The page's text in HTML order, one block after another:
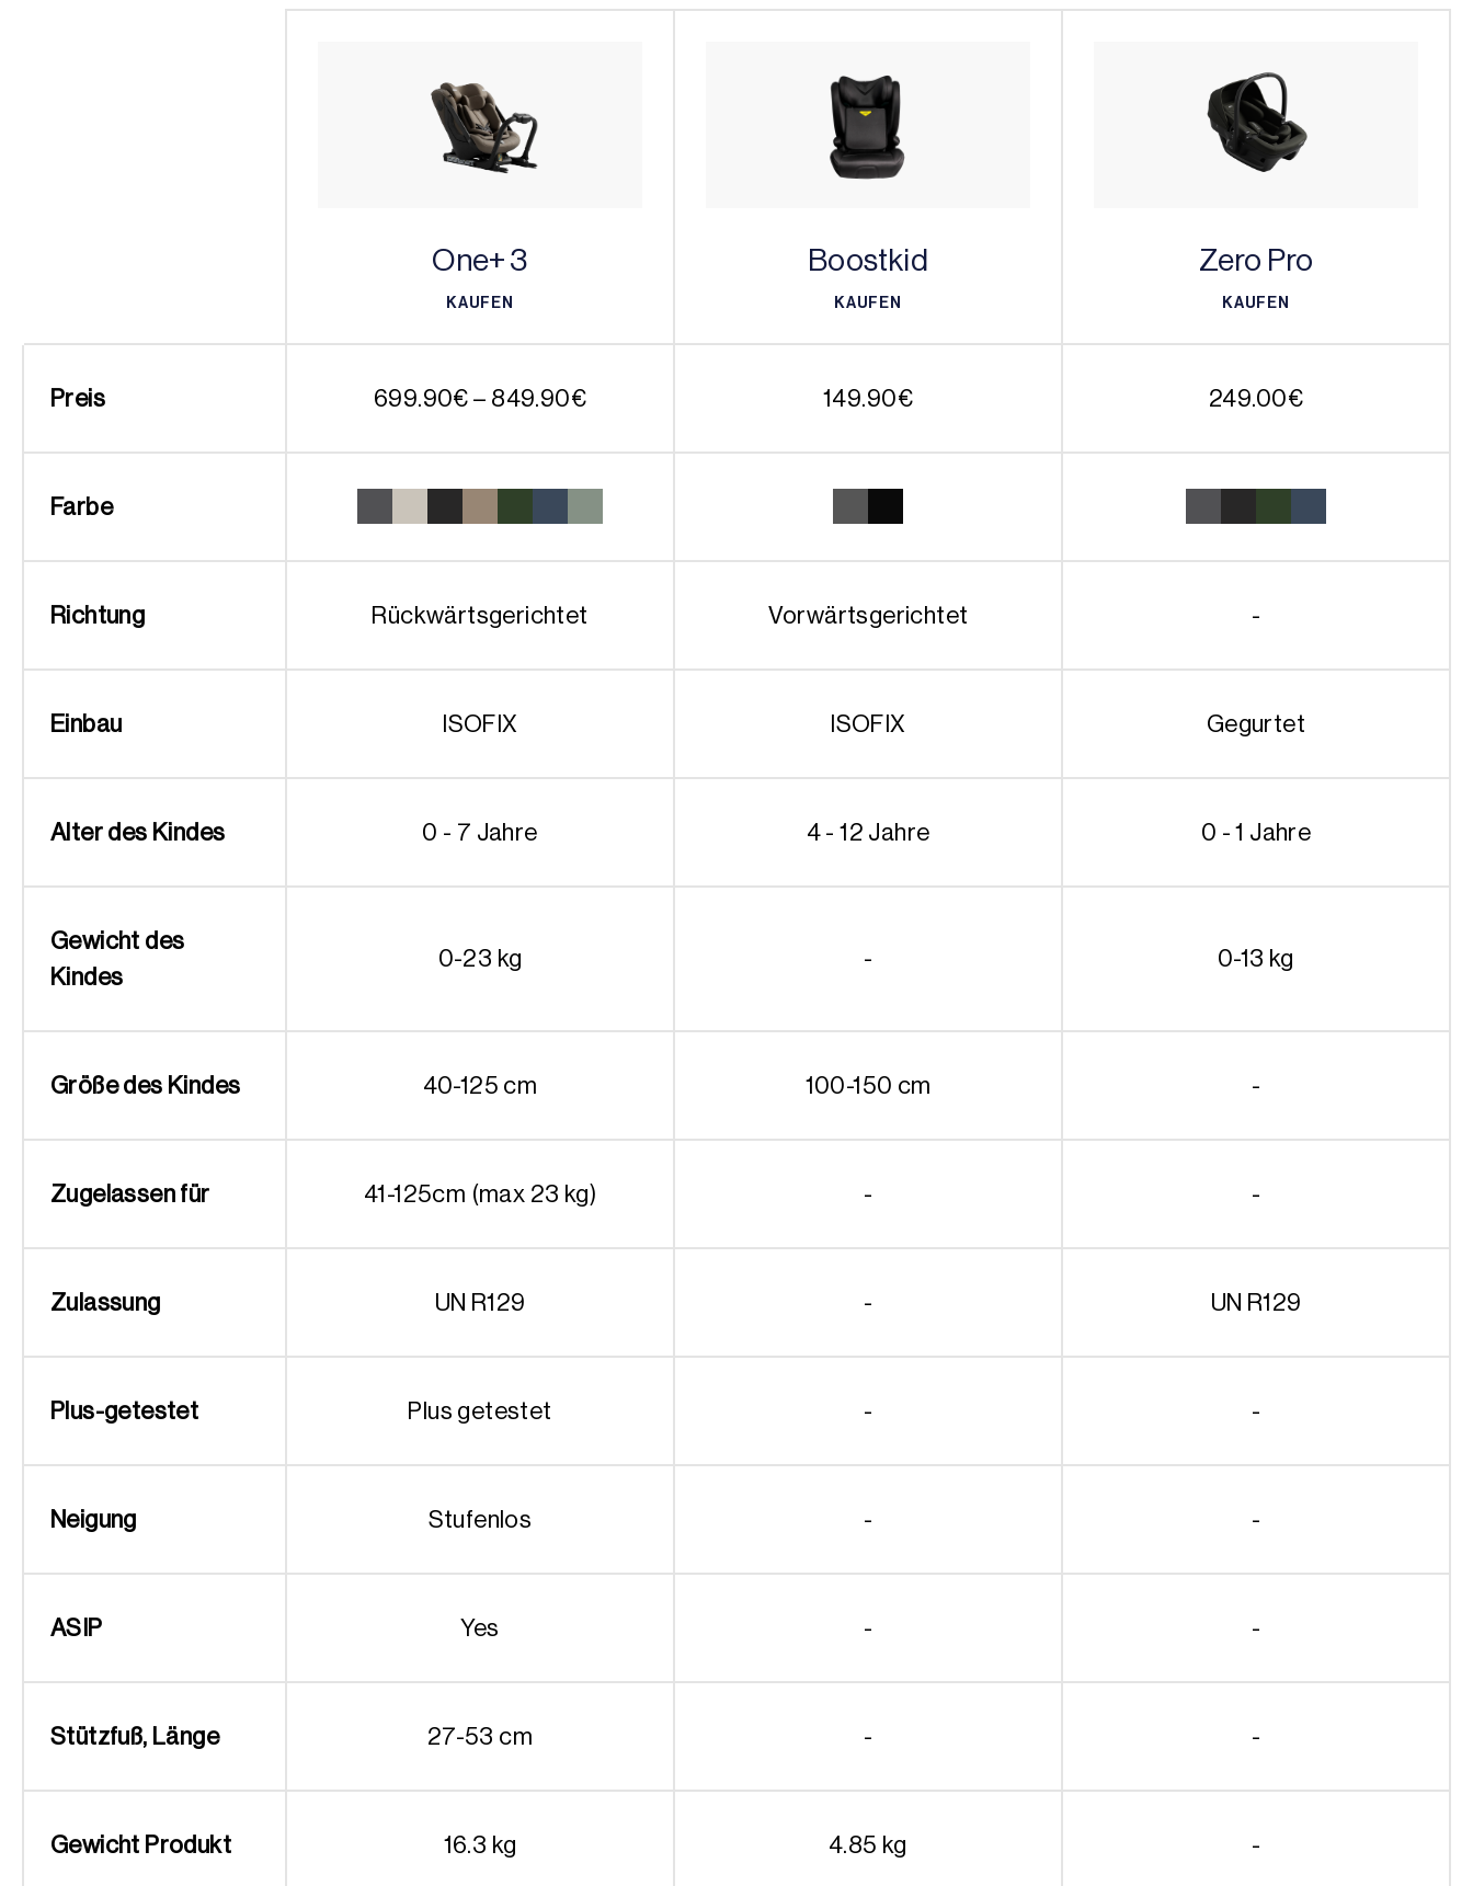
One+ 3
KAUFEN
Boostkid
KAUFEN
Zero Pro
KAUFEN
Preis 699.90€ – 849.90€Preisspanne:
149.90€ 249.00€
Farbe
Richtung Rückwärtsgerichtet Vorwärtsgerichtet -
Einbau ISOFIX ISOFIX Gegurtet
Alter des Kindes 0 - 7 Jahre 4 - 12 Jahre 0 - 1 Jahre
Gewicht des
Kindes
0-23 kg - 0-13 kg
Größe des Kindes 40-125 cm 100-150 cm -
Zugelassen für 41-125cm (max 23 kg) - -
Zulassung UN R129 - UN R129
Plus-getestet Plus getestet - -
Neigung Stufenlos - -
ASIP Yes - -
Stützfuß, Länge 27-53 cm - -
Gewicht Produkt 16.3 kg 4.85 kg -